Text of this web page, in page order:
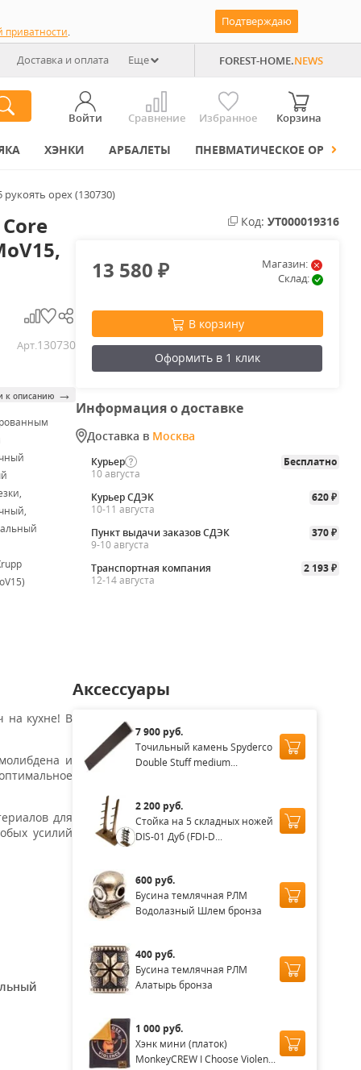
приватности.
Подтверждаю
Доставка и оплата Еще FOREST-HOME.NEWS
Войти Сравнение Избранное Корзина
ХЭНКИ АРБАЛЕТЫ ПНЕВМАТИЧЕСКОЕ ОРУЖИЕ
орех (130730)
Арт.130730
к описанию →
Код: УТ000019316
13 580₽
Магазин:
Склад:
В корзину
Оформить в 1 клик
Информация о доставке
Доставка в Москва
Курьер
Бесплатно
10 августа
Курьер СДЭК
620 ₽
10-11 августа
Пункт выдачи заказов СДЭК
370 ₽
9-10 августа
Транспортная компания
2 193 ₽
12-14 августа
на кухне! В
и
для
усилий
Аксессуары
7 900 руб.
Точильный камень Spyderco
Double Stuff medium...
2 200 руб.
Стойка на 5 складных ножей
DIS-01 Дуб (FDI-D...
600 руб.
Бусина темлячная РЛМ
Водолазный Шлем бронза
400 руб.
Бусина темлячная РЛМ
Алатырь бронза
1 000 руб.
Хэнк мини (платок)
MonkeyCREW I Choose Violen...